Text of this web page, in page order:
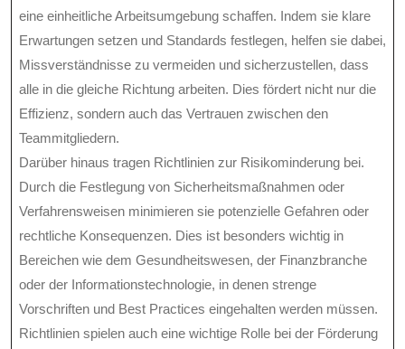
eine einheitliche Arbeitsumgebung schaffen. Indem sie klare
Erwartungen setzen und Standards festlegen, helfen sie dabei,
Missverständnisse zu vermeiden und sicherzustellen, dass
alle in die gleiche Richtung arbeiten. Dies fördert nicht nur die
Effizienz, sondern auch das Vertrauen zwischen den
Teammitgliedern.
Darüber hinaus tragen Richtlinien zur Risikominderung bei.
Durch die Festlegung von Sicherheitsmaßnahmen oder
Verfahrensweisen minimieren sie potenzielle Gefahren oder
rechtliche Konsequenzen. Dies ist besonders wichtig in
Bereichen wie dem Gesundheitswesen, der Finanzbranche
oder der Informationstechnologie, in denen strenge
Vorschriften und Best Practices eingehalten werden müssen.
Richtlinien spielen auch eine wichtige Rolle bei der Förderung